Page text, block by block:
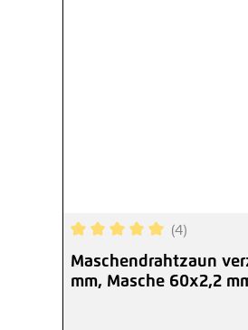
Durchschnittliche
(4)
Maschendrahtzaun
mm, Masche 60x2,2